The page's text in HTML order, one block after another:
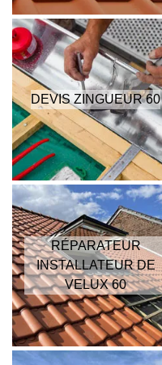
DEVIS ZINGUEUR 60
RÉPARATEUR
INSTALLATEUR DE
VELUX 60